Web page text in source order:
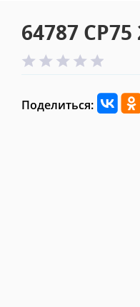
64787
Поделиться: